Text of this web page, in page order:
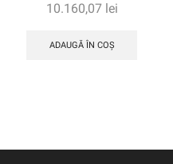
10.160,07 lei
ADAUGĂ ÎN COȘ